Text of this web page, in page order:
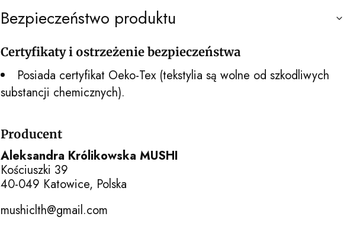
Bezpieczeństwo produktu
Certyfikaty i ostrzeżenie bezpieczeństwa
Posiada certyfikat Oeko-Tex (tekstylia są wolne od szkodliwych
substancji chemicznych).
Producent
Aleksandra Królikowska MUSHI
Kościuszki 39
40-049 Katowice, Polska
mushiclth@gmail.com